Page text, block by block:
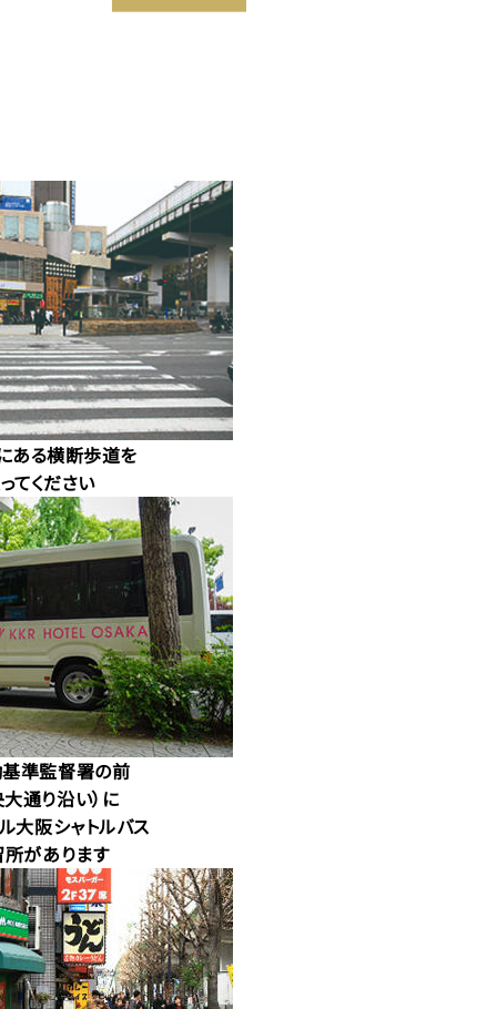
ある横断歩道を
てください
準監督署の前
大通り沿い）に
大阪シャトルバス
があります